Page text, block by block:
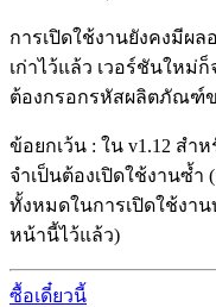
การเปิดใช้งานยังคงมีผ
เก่าไว้แล้ว เวอร์ชันใหม่
ต้องกรอกรหัสผลิตภัณฑ์
ข้อยกเว้น : ใน v1.12 สำ
จำเป็นต้องเปิดใช้งานซ้
ทั้งหมดในการเปิดใช้งา
หน้านี้ไว้แล้ว)
ซื้อเดี๋ยวนี้